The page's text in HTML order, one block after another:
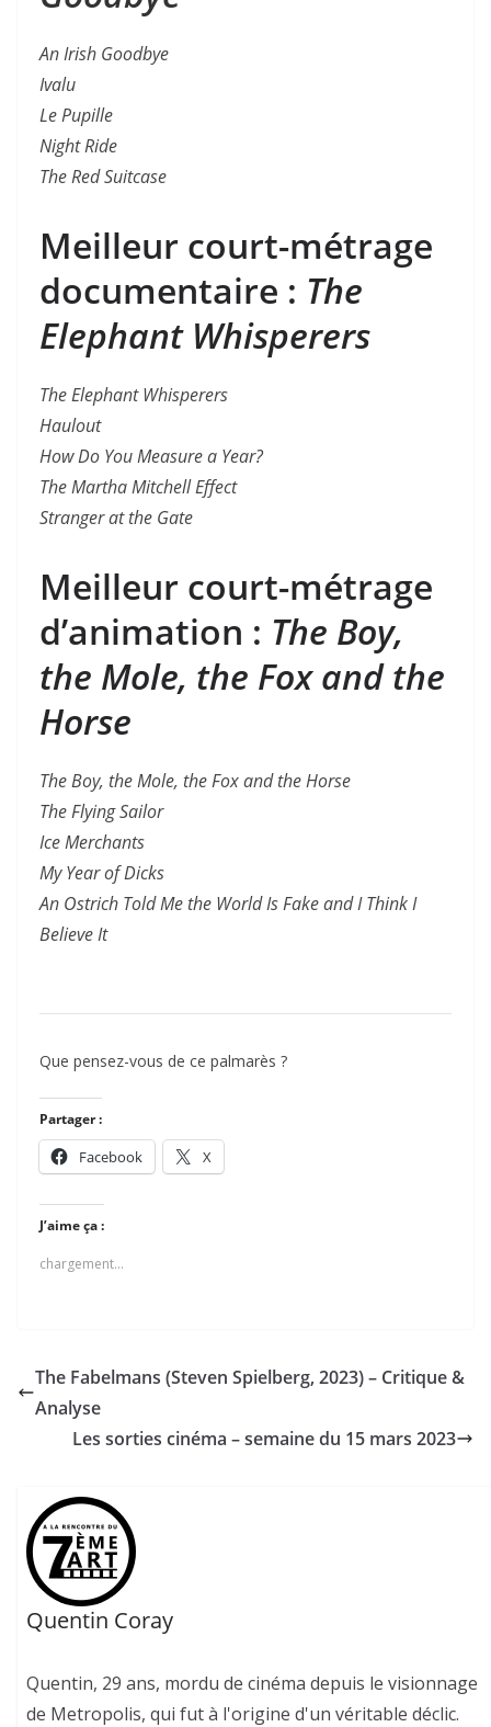
An Irish Goodbye
Ivalu
Le Pupille
Night Ride
The Red Suitcase
Meilleur court-métrage
documentaire : The
Elephant Whisperers
The Elephant Whisperers
Haulout
How Do You Measure a Year?
The Martha Mitchell Effect
Stranger at the Gate
Meilleur court-métrage
d’animation : The Boy,
the Mole, the Fox and the
Horse
The Boy, the Mole, the Fox and the Horse
The Flying Sailor
Ice Merchants
My Year of Dicks
An Ostrich Told Me the World Is Fake and I Think I
Believe It
Que pensez-vous de ce palmarès ?
Partager :
Facebook X
J’aime ça :
chargement…
The Fabelmans (Steven Spielberg, 2023) – Critique &
Analyse
Les sorties cinéma – semaine du 15 mars 2023
Quentin Coray
Quentin, 29 ans, mordu de cinéma depuis le visionnage
de Metropolis, qui fut à l'origine d'un véritable déclic.